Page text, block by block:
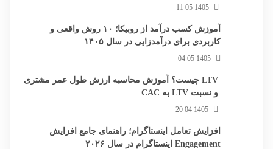
1405 05 11
آموزش کسب درآمد از روبیکا؛ ۱۰ روش واقعی و
کاربردی برای درآمدزایی در سال ۱۴۰۵
1405 05 04
LTV چیست؟ آموزش محاسبه ارزش طول عمر مشتری
و نسبت LTV به CAC
1405 04 20
افزایش تعامل اینستاگرام؛ راهنمای جامع افزایش
Engagement اینستاگرام در سال ۲۰۲۶